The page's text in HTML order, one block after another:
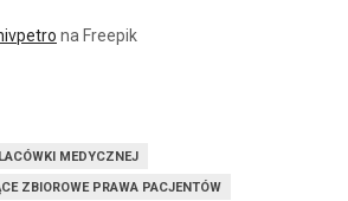
na Freepik
MEDYCZNEJ
ZBIOROWE PRAWA PACJENTÓW